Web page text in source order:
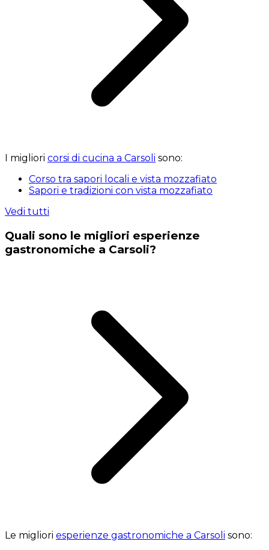
I migliori corsi di cucina a Carsoli sono:
Corso tra sapori locali e vista mozzafiato
Sapori e tradizioni con vista mozzafiato
Vedi tutti
Quali sono le migliori esperienze
gastronomiche a Carsoli?
Le migliori esperienze gastronomiche a Carsoli sono: